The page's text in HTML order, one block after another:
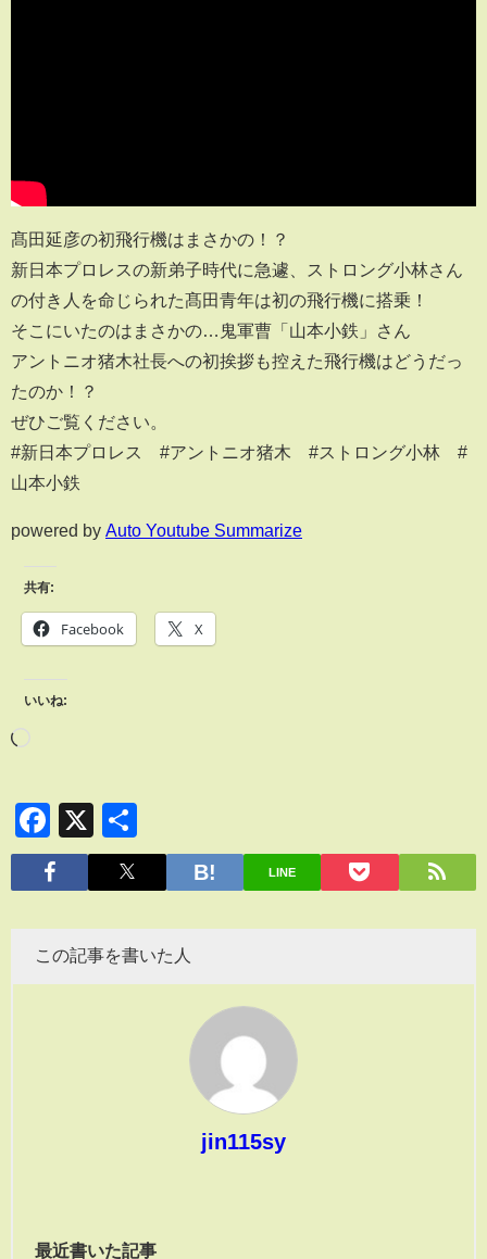
髙田延彦の初飛行機はまさかの！？
新日本プロレスの新弟子時代に急遽、ストロング小林さん
の付き人を命じられた髙田青年は初の飛行機に搭乗！
そこにいたのはまさかの…鬼軍曹「山本小鉄」さん
アントニオ猪木社長への初挨拶も控えた飛行機はどうだっ
たのか！？
ぜひご覧ください。
#新日本プロレス #アントニオ猪木 #ストロング小林 #
山本小鉄
powered by Auto Youtube Summarize
共有:
Facebook X
いいね:
Facebook
X
有
LINE
この記事を書いた人
jin115sy
最近書いた記事